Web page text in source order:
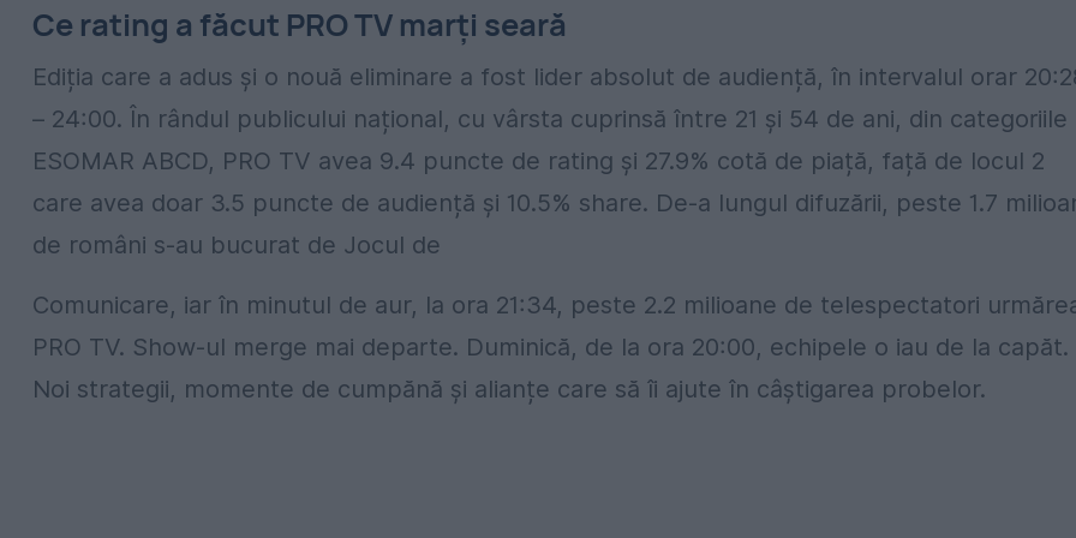
Ce rating a făcut PRO TV marți seară
Ediția care a adus și o nouă eliminare a fost lider absolut de audiență, în intervalul orar
– 24:00. În rândul publicului național, cu vârsta cuprinsă între 21 și 54 de ani, din categoriile
ESOMAR ABCD, PRO TV avea 9.4 puncte de rating și 27.9% cotă de piață, față de locul 2
care avea doar 3.5 puncte de audiență și 10.5% share. De-a lungul difuzării, peste 1.7
de români s-au bucurat de Jocul de
Comunicare, iar în minutul de aur, la ora 21:34, peste 2.2 milioane de telespectatori
PRO TV. Show-ul merge mai departe. Duminică, de la ora 20:00, echipele o iau de la capăt.
Noi strategii, momente de cumpănă și alianțe care să îi ajute în câștigarea probelor.